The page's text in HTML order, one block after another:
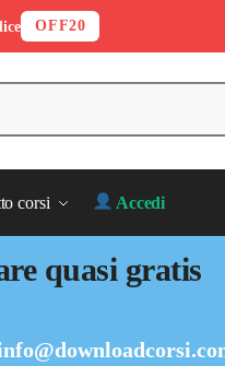
corsi Accedi
quasi gratis
OFF20